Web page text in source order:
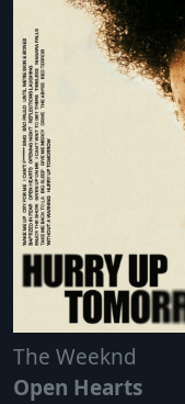
The Weeknd
Open Hearts